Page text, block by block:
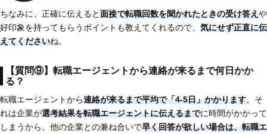
ちなみに、正確に伝えると面接で転職回数を聞かれたときの受け答えや
好印象を持ってもらうポイントも教えてくれるので、 気にせず正直に伝
えてくださいね。
【質問⑨】転職エージェントから連絡が来るまで何日かか
る？
転職エージェントから連絡が来るまで平均で「4-5日」かかります。そ
れは企業が選考結果を転職エージェントに伝えるまでに時間がかかって
しまうから。他の企業との兼ね合いで早く回答が欲しい場合は、転職エ